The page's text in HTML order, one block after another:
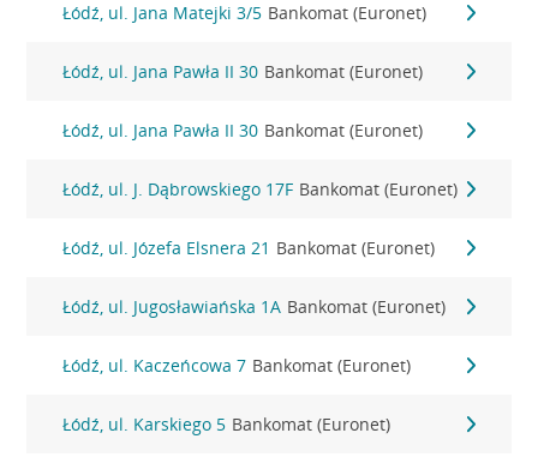
Łódź, ul. Jana Matejki 3/5 Bankomat (Euronet)
Łódź, ul. Jana Pawła II 30 Bankomat (Euronet)
Łódź, ul. Jana Pawła II 30 Bankomat (Euronet)
Łódź, ul. J. Dąbrowskiego 17F Bankomat (Euronet)
Łódź, ul. Józefa Elsnera 21 Bankomat (Euronet)
Łódź, ul. Jugosławiańska 1A Bankomat (Euronet)
Łódź, ul. Kaczeńcowa 7 Bankomat (Euronet)
Łódź, ul. Karskiego 5 Bankomat (Euronet)